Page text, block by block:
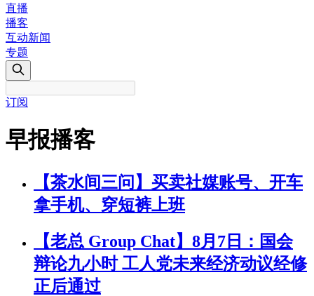
直播
播客
互动新闻
专题
订阅
早报播客
【茶水间三问】买卖社媒账号、开车
拿手机、穿短裤上班
【老总 Group Chat】8月7日：国会
辩论九小时 工人党未来经济动议经修
正后通过